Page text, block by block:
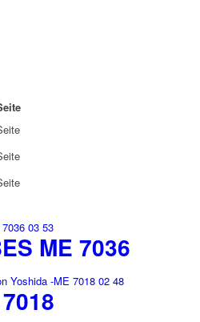
ME 7036